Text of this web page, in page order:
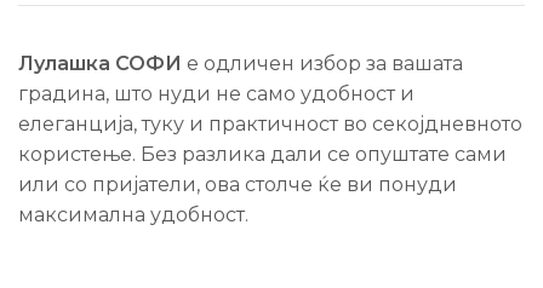
Лулашка СОФИ е одличен избор за вашата
градина, што нуди не само удобност и
елеганција, туку и практичност во секојдневното
користење. Без разлика дали се опуштате сами
или со пријатели, ова столче ќе ви понуди
максимална удобност.